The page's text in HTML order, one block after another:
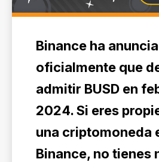
Binance ha
oficialmente que
admitir BUSD en
2024. Si eres
una criptomoneda
Binance, no tienes